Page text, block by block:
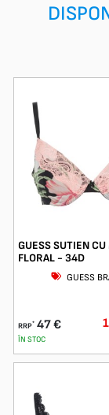
brand la prețuri
rapidă. Modelele
distinct al unor
GUESS SUTIEN CU
FLORAL - 34D
GUESS
RRP* 47 €
ÎN STOC